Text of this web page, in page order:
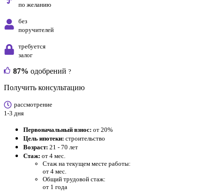
по желанию
без
поручителей
требуется
залог
87% одобрений ?
Получить консультацию
рассмотрение
1-3 дня
Первоначальный взнос: от 20%
Цель ипотеки: строительство
Возраст: 21 - 70 лет
Стаж: от 4 мес.
Стаж на текущем месте работы:
от 4 мес.
Общий трудовой стаж:
от 1 года